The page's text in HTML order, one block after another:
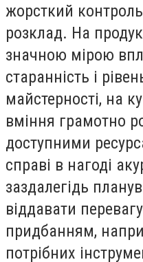
жорсткий
розклад. На
значною мірою
старанність і
майстерності, на
вміння грамотно
доступними
справі в нагоді
заздалегідь
віддавати
придбанням,
потрібних